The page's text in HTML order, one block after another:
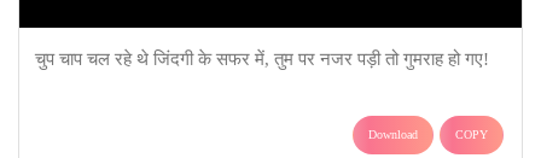
चुप चाप चल रहे थे जिंदगी के सफर में, तुम पर नजर पड़ी तो गुमराह हो गए!
Download COPY